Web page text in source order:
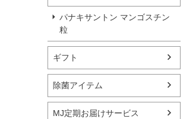
パナキサントン マンゴスチン
粒
ギフト
除菌アイテム
MJ定期お届けサービス